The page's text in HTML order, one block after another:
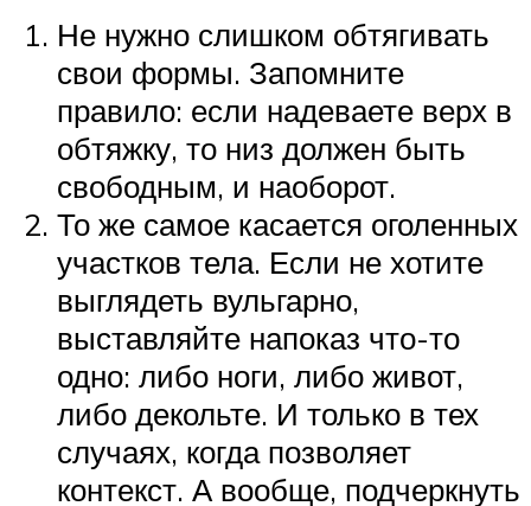
Не нужно слишком обтягивать
свои формы. Запомните
правило: если надеваете верх в
обтяжку, то низ должен быть
свободным, и наоборот.
То же самое касается оголенных
участков тела. Если не хотите
выглядеть вульгарно,
выставляйте напоказ что-то
одно: либо ноги, либо живот,
либо декольте. И только в тех
случаях, когда позволяет
контекст. А вообще, подчеркнуть